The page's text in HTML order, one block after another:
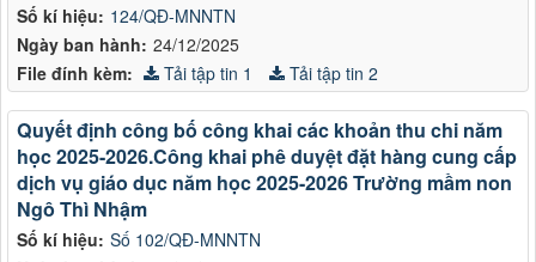
Số kí hiệu: 124/QĐ-MNNTN
Ngày ban hành: 24/12/2025
File đính kèm: Tải tập tin 1 Tải tập tin 2
Số kí hiệu: Số 102/QĐ-MNNTN
Quyết định công bố công khai các khoản thu chi năm
học 2025-2026.Công khai phê duyệt đặt hàng cung cấp
dịch vụ giáo dục năm học 2025-2026 Trường mầm non
Ngô Thì Nhậm